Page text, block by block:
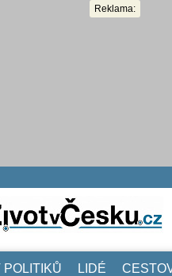
Reklama:
POLITIKŮ LIDÉ